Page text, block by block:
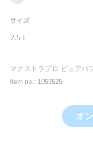
サイズ
2.5 l
マクストラプロ ピュアパ
Item no.: 1053525
オ